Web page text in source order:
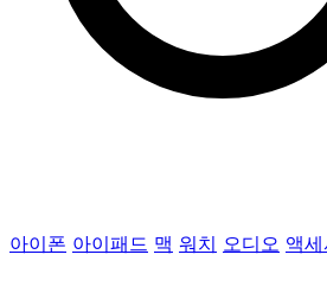
아이폰 아이패드 맥 워치 오디오 액